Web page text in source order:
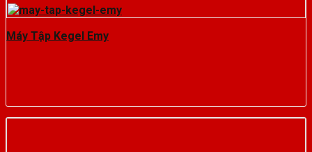
Máy Tập Kegel Emy